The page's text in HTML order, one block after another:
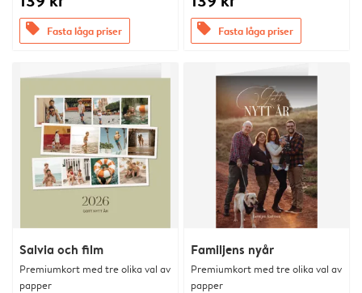
offers Fasta låga priser offers Fasta låga priser
Salvia och film
Premiumkort med tre olika val av
papper
Familjens nyår
Premiumkort med tre olika val av
papper